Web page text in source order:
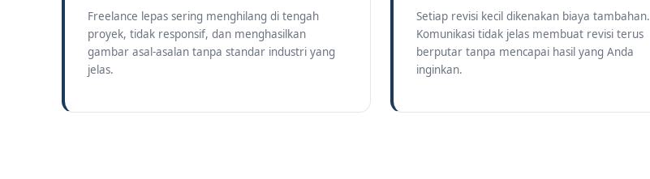
Freelance lepas sering menghilang di tengah
proyek, tidak responsif, dan menghasilkan
gambar asal-asalan tanpa standar industri yang
jelas.
Setiap revisi kecil dikenakan biaya tambahan.
Komunikasi tidak jelas membuat revisi terus
berputar tanpa mencapai hasil yang Anda
inginkan.